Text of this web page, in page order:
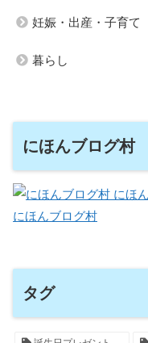
妊娠・出産・子育て
暮らし
にほんブログ村
にほんブログ村
タグ